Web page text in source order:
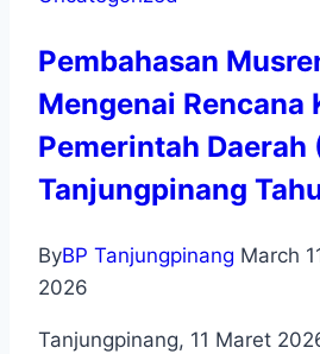
Pembahasan
Mengenai Rencana
Pemerintah Daerah
Tanjungpinang
ByBP Tanjungpinang March
2026
Tanjungpinang, 11 Maret